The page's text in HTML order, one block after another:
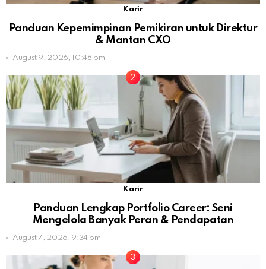
Karir
Panduan Kepemimpinan Pemikiran untuk Direktur
& Mantan CXO
August 9, 2026, 10:48 pm
Karir
Panduan Lengkap Portfolio Career: Seni
Mengelola Banyak Peran & Pendapatan
August 7, 2026, 9:34 pm